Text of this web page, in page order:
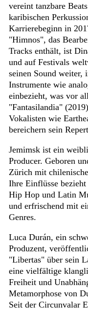
vereint tanzbare
karibischen
Karrierebeginn in
"Himnos", das
Tracks enthält, ist
und auf Festivals
seinen Sound weiter,
Instrumente wie
einbezieht, was vor
"Fantasilandia"
Vokalisten wie
bereichern sein
Jemimsk ist ein
Producer. Geboren
Zürich mit
Ihre Einflüsse
Hip Hop und Latin
und erfrischend mit
Genres.
Luca Durán, ein
Produzent,
"Libertas" über sein
eine vielfältige
Freiheit und
Metamorphose von
Seit der Circunvalar